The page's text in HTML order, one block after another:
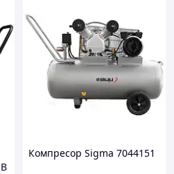
Компресор Sigma 7044151